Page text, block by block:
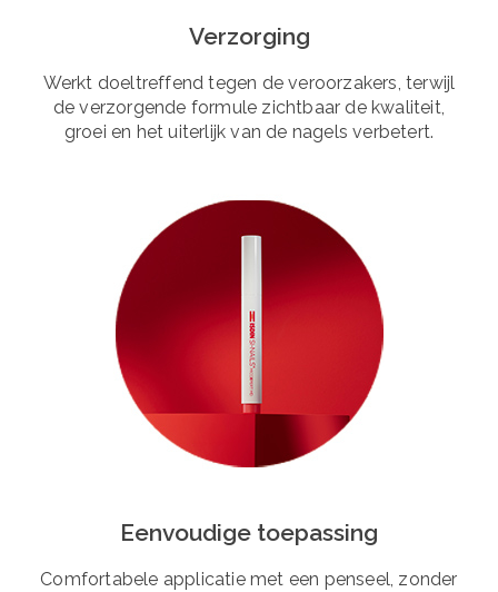
Verzorging
Werkt doeltreffend tegen de veroorzakers, terwijl
de verzorgende formule zichtbaar de kwaliteit,
groei en het uiterlijk van de nagels verbetert.
Eenvoudige toepassing
Comfortabele applicatie met een penseel, zonder